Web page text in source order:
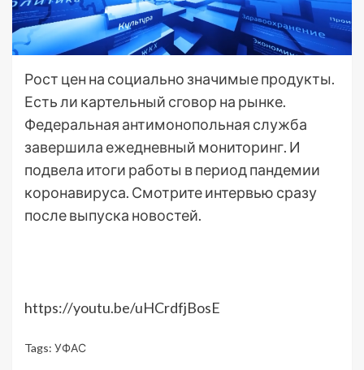
Рост цен на социально значимые продукты.
Есть ли картельный сговор на рынке.
Федеральная антимонопольная служба
завершила ежедневный мониторинг. И
подвела итоги работы в период пандемии
коронавируса. Смотрите интервью сразу
после выпуска новостей.
https://youtu.be/uHCrdfjBosE
Tags: УФАС